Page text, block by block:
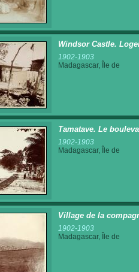
Windsor Castle.
1902-1903
Madagascar, Île de
Tamatave. Le
1902-1903
Madagascar, Île de
Village de la
1902-1903
Madagascar, Île de